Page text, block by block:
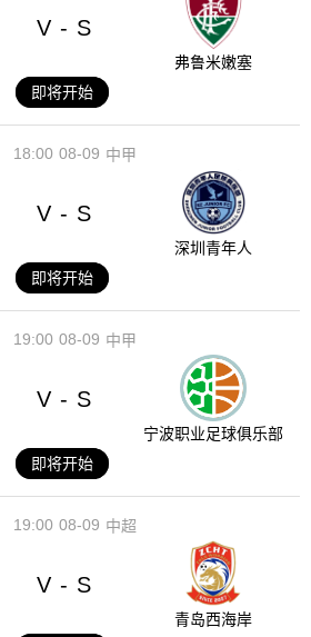
V - S
弗鲁米嫩塞
即将开始
08-09
18:00 中甲
V - S
深圳青年人
即将开始
08-09
19:00 中甲
V - S
宁波职业足球俱乐部
即将开始
08-09
19:00 中超
V - S
青岛西海岸